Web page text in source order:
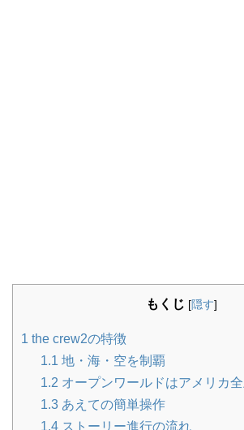
もくじ [隠す]
1 the crew2の特徴
1.1 地・海・空を制覇
1.2 オープンワールドはアメリカ全
1.3 あえての簡単操作
1.4 ストーリー進行の流れ